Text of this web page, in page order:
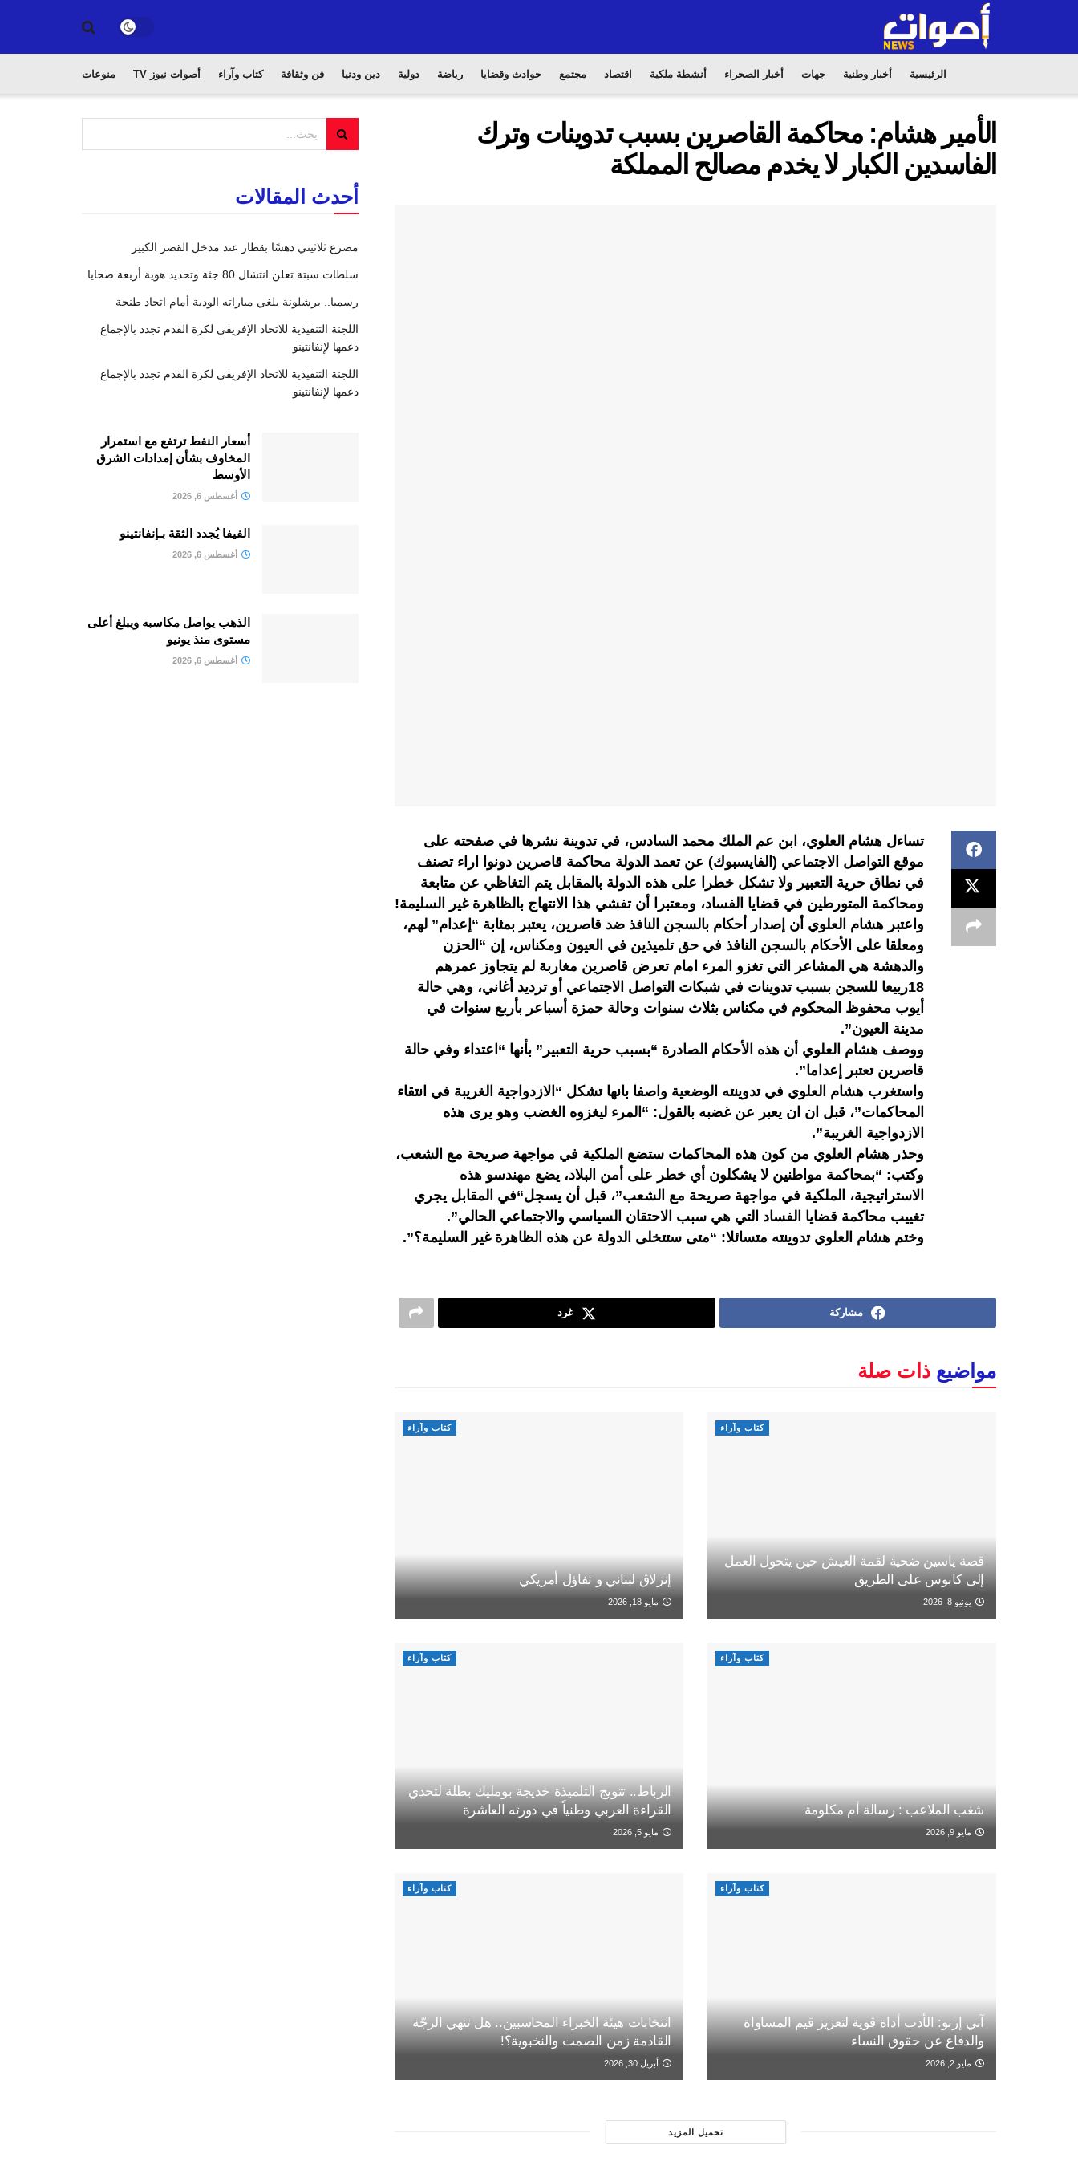
الرئيسية أخبار وطنية جهات أخبار الصحراء أنشطة ملكية اقتصاد مجتمع حوادث وقضايا رياضة دولية دين ودنيا فن وثقافة كتاب وآراء أصوات نيوز TV منوعات
الأمير هشام: محاكمة القاصرين بسبب تدوينات وترك
الفاسدين الكبار لا يخدم مصالح المملكة
تساءل هشام العلوي، ابن عم الملك محمد السادس، في تدوينة نشرها في صفحته على
موقع التواصل الاجتماعي (الفايسبوك) عن تعمد الدولة محاكمة قاصرين دونوا اراء تصنف
في نطاق حرية التعبير ولا تشكل خطرا على هذه الدولة بالمقابل يتم التغاظي عن متابعة
ومحاكمة المتورطين في قضايا الفساد، ومعتبرا أن تفشي هذا الانتهاج بالظاهرة غير السليمة!
واعتبر هشام العلوي أن إصدار أحكام بالسجن النافذ ضد قاصرين، يعتبر بمثابة “إعدام” لهم،
ومعلقا على الأحكام بالسجن النافذ في حق تلميذين في العيون ومكناس، إن “الحزن
والدهشة هي المشاعر التي تغزو المرء امام تعرض قاصرين مغاربة لم يتجاوز عمرهم
18ربيعا للسجن بسبب تدوينات في شبكات التواصل الاجتماعي أو ترديد أغاني، وهي حالة
أيوب محفوظ المحكوم في مكناس بثلاث سنوات وحالة حمزة أسباعر بأربع سنوات في
مدينة العيون”.
ووصف هشام العلوي أن هذه الأحكام الصادرة “بسبب حرية التعبير” بأنها “اعتداء وفي حالة
قاصرين تعتبر إعداما”.
واستغرب هشام العلوي في تدوينته الوضعية واصفا بانها تشكل “الازدواجية الغريبة في انتقاء
المحاكمات”، قبل ان ان يعبر عن غضبه بالقول: “المرء ليغزوه الغضب وهو يرى هذه
الازدواجية الغريبة”.
وحذر هشام العلوي من كون هذه المحاكمات ستضع الملكية في مواجهة صريحة مع الشعب،
وكتب: “بمحاكمة مواطنين لا يشكلون أي خطر على أمن البلاد، يضع مهندسو هذه
الاستراتيجية، الملكية في مواجهة صريحة مع الشعب”، قبل أن يسجل“في المقابل يجري
تغييب محاكمة قضايا الفساد التي هي سبب الاحتقان السياسي والاجتماعي الحالي”.
وختم هشام العلوي تدوينته متسائلا: “متى ستتخلى الدولة عن هذه الظاهرة غير السليمة؟”.
مشاركة غرد
مواضيع ذات صلة
كتاب وآراء
قصة ياسين ضحية لقمة العيش حين يتحول العمل
إلى كابوس على الطريق
يونيو 8, 2026
كتاب وآراء
إنزلاق لبناني و تفاؤل أمريكي
مايو 18, 2026
كتاب وآراء
شغب الملاعب : رسالة أم مكلومة
مايو 9, 2026
كتاب وآراء
الرباط.. تتويج التلميذة خديجة بومليك بطلة لتحدي
القراءة العربي وطنياً في دورته العاشرة
مايو 5, 2026
كتاب وآراء
آني إرنو: الأدب أداة قوية لتعزيز قيم المساواة
والدفاع عن حقوق النساء
مايو 2, 2026
كتاب وآراء
انتخابات هيئة الخبراء المحاسبين.. هل تنهي الرجّة
القادمة زمن الصمت والنخبوية؟!
أبريل 30, 2026
تحميل المزيد
أحدث المقالات
مصرع ثلاثيني دهسًا بقطار عند مدخل القصر الكبير
سلطات سبتة تعلن انتشال 80 جثة وتحديد هوية أربعة ضحايا
رسميا.. برشلونة يلغي مباراته الودية أمام اتحاد طنجة
اللجنة التنفيذية للاتحاد الإفريقي لكرة القدم تجدد بالإجماع
دعمها لإنفانتينو
اللجنة التنفيذية للاتحاد الإفريقي لكرة القدم تجدد بالإجماع
دعمها لإنفانتينو
أسعار النفط ترتفع مع استمرار
المخاوف بشأن إمدادات الشرق
الأوسط
أغسطس 6, 2026
الفيفا يُجدد الثقة بـإنفانتينو
أغسطس 6, 2026
الذهب يواصل مكاسبه ويبلغ أعلى
مستوى منذ يونيو
أغسطس 6, 2026